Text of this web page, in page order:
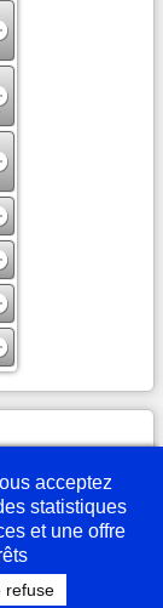
acceptez
statistiques
et une offre
refuse